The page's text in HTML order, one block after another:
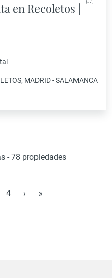
en Recoletos |
MADRID - SALAMANCA
- 78 propiedades
4 › »